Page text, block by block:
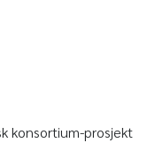
konsortium-prosjekt